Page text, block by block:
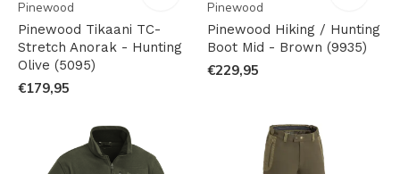
Pinewood
Pinewood Tikaani TC-
Stretch Anorak - Hunting
Olive (5095)
€179,95
Pinewood
Pinewood Hiking / Hunting
Boot Mid - Brown (9935)
€229,95